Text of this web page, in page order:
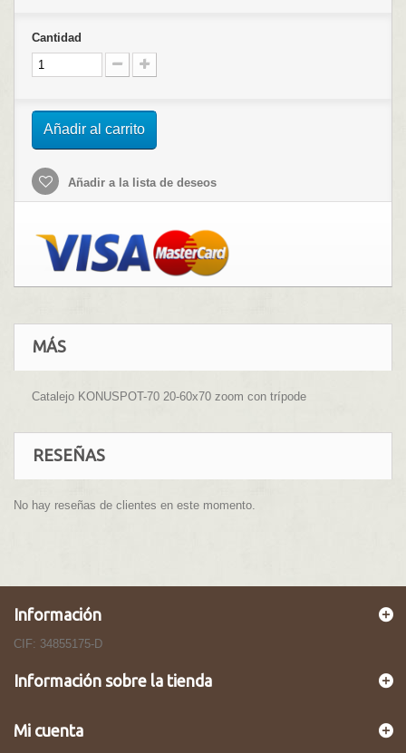
Cantidad
Añadir al carrito
Añadir a la lista de deseos
MÁS
Catalejo KONUSPOT-70 20-60x70 zoom con trípode
RESEÑAS
No hay reseñas de clientes en este momento.
Información
CIF: 34855175-D
Información sobre la tienda
Mi cuenta